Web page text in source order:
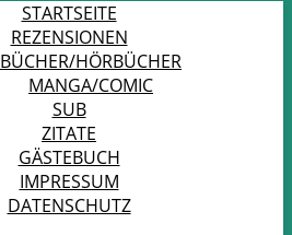
STARTSEITE
REZENSIONEN
BÜCHER/HÖRBÜCHER
MANGA/COMIC
SUB
ZITATE
GÄSTEBUCH
IMPRESSUM
DATENSCHUTZ